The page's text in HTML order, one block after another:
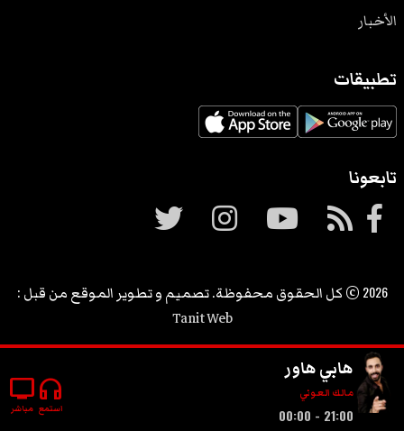
الأخبار
تطبيقات
تابعونا
2026 © كل الحقوق محفوظة. تصميم و تطوير الموقع من قبل :
Tanit Web
هابي هاور
مالك العوني
21:00 - 00:00
headphones
استمع
tv
مباشر